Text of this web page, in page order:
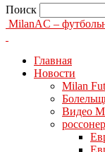
Поиск
MilanAC –
Главная
Новости
Milan
Видео